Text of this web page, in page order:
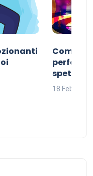
Come
perfetta
18 Febbraio